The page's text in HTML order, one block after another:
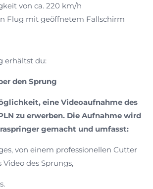
von ca. 220 km/h
Flug mit geöffnetem Fallschirm
erhältst du:
den Sprung
eine Videoaufnahme des
zu erwerben. Die Aufnahme wird
gemacht und umfasst:
von einem professionellen Cutter
des Sprungs,